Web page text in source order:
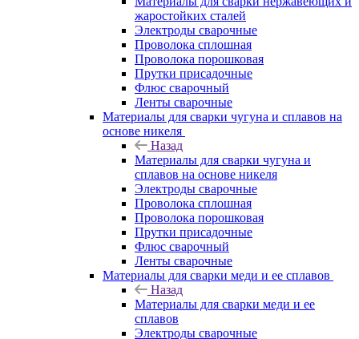
жаростойких сталей
Электроды сварочные
Проволока сплошная
Проволока порошковая
Прутки присадочные
Флюс сварочный
Ленты сварочные
Материалы для сварки чугуна и сплавов на
основе никеля
Назад
Материалы для сварки чугуна и
сплавов на основе никеля
Электроды сварочные
Проволока сплошная
Проволока порошковая
Прутки присадочные
Флюс сварочный
Ленты сварочные
Материалы для сварки меди и ее сплавов
Назад
Материалы для сварки меди и ее
сплавов
Электроды сварочные